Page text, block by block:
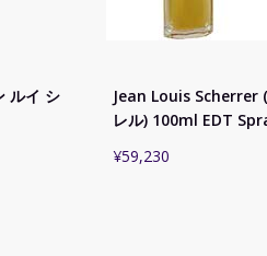
ルイ シ
Jean Louis Scherrer
レル) 100ml EDT
¥59,230